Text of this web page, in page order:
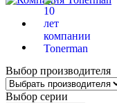
Выбор производителя
Выбор серии